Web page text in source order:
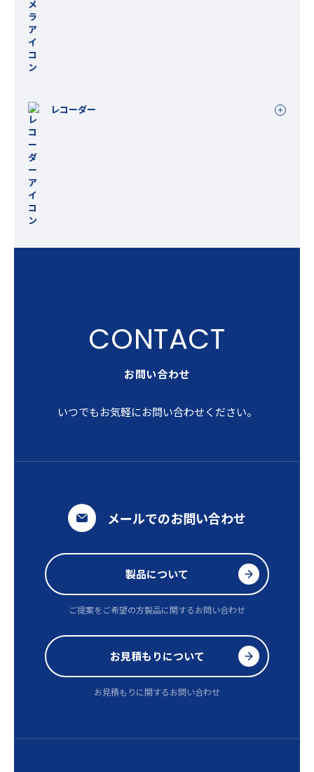
レコーダー
お問い合わせ
いつでもお気軽にお問い合わせください。
メールでのお問い合わせ
製品について
ご提案をご希望の方製品に関するお問い合わせ
お見積もりについて
お見積もりに関するお問い合わせ